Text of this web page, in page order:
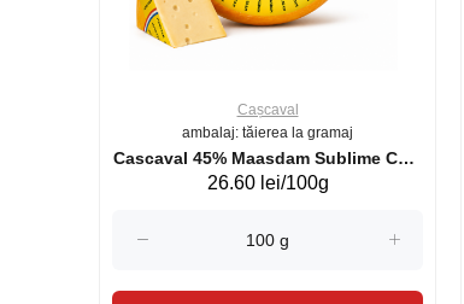
Cașcaval
ambalaj: tăierea la gramaj
Cascaval 45% Maasdam Sublime Cow
(075002)
26.60 lei/100g